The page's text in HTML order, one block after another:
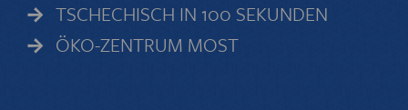
TSCHECHISCH IN 100 SEKUNDEN
ÖKO-ZENTRUM MOST